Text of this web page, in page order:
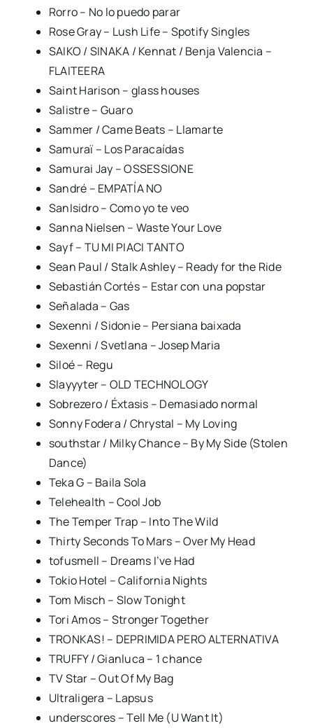
Rorro – No lo puedo parar
Rose Gray – Lush Life – Spotify Singles
SAIKO / SINAKA / Kennat / Benja Valencia –
FLAITEERA
Saint Harison – glass houses
Salistre – Guaro
Sammer / Came Beats – Llamarte
Samuraï – Los Paracaídas
Samurai Jay – OSSESSIONE
Sandré – EMPATÍA NO
SanIsidro – Como yo te veo
Sanna Nielsen – Waste Your Love
Sayf – TU MI PIACI TANTO
Sean Paul / Stalk Ashley – Ready for the Ride
Sebastián Cortés – Estar con una popstar
Señalada – Gas
Sexenni / Sidonie – Persiana baixada
Sexenni / Svetlana – Josep Maria
Siloé – Regu
Slayyyter – OLD TECHNOLOGY
Sobrezero / Éxtasis – Demasiado normal
Sonny Fodera / Chrystal – My Loving
southstar / Milky Chance – By My Side (Stolen
Dance)
Teka G – Baila Sola
Telehealth – Cool Job
The Temper Trap – Into The Wild
Thirty Seconds To Mars – Over My Head
tofusmell – Dreams I’ve Had
Tokio Hotel – California Nights
Tom Misch – Slow Tonight
Tori Amos – Stronger Together
TRONKAS! – DEPRIMIDA PERO ALTERNATIVA
TRUFFY / Gianluca – 1 chance
TV Star – Out Of My Bag
Ultraligera – Lapsus
underscores – Tell Me (U Want It)